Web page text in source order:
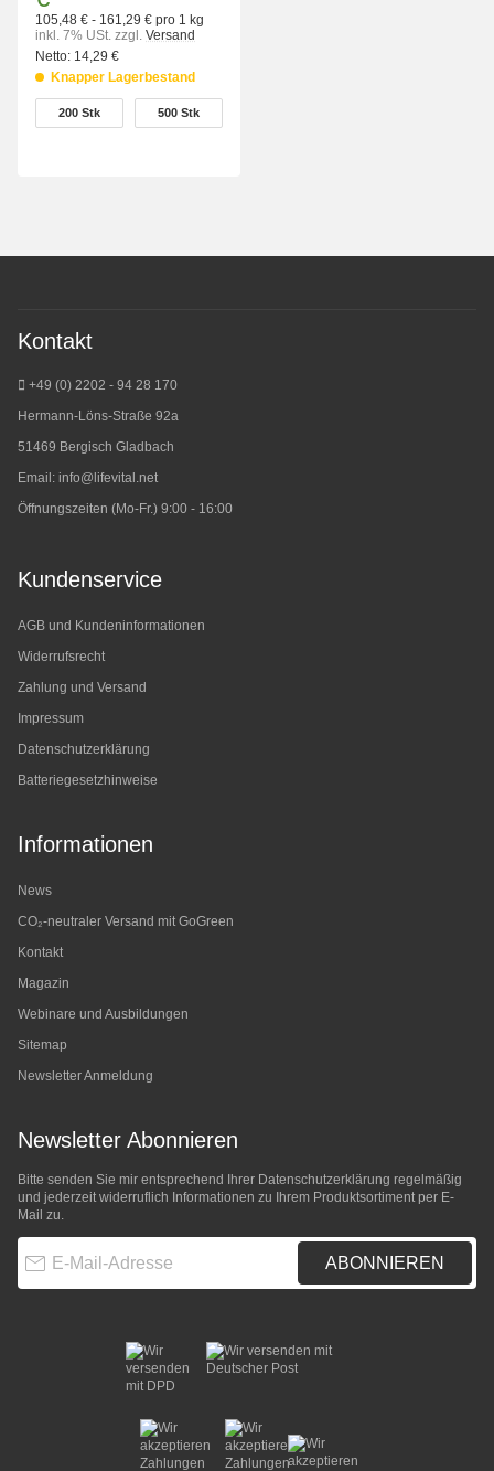
105,48 € - 161,29 € pro 1 kg
inkl. 7% USt. zzgl. Versand
Netto: 14,29 €
Knapper Lagerbestand
wählen
200 Stk
200 Stk 500 Stk
500 Stk
Kontakt
+49 (0) 2202 - 94 28 170
Hermann-Löns-Straße 92a
51469 Bergisch Gladbach
Email: info@lifevital.net
Öffnungszeiten (Mo-Fr.) 9:00 - 16:00
Kundenservice
AGB und Kundeninformationen
Widerrufsrecht
Zahlung und Versand
Impressum
Datenschutzerklärung
Batteriegesetzhinweise
Informationen
News
CO₂-neutraler Versand mit GoGreen
Kontakt
Magazin
Webinare und Ausbildungen
Sitemap
Newsletter Anmeldung
Newsletter Abonnieren
Bitte senden Sie mir entsprechend Ihrer Datenschutzerklärung regelmäßig
und jederzeit widerruflich Informationen zu Ihrem Produktsortiment per E-
Mail zu.
ABONNIEREN